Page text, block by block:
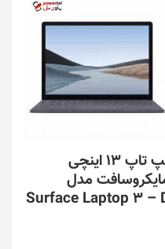
لپ تاپ 13 اینچی
مدل
Surface Laptop 3 –